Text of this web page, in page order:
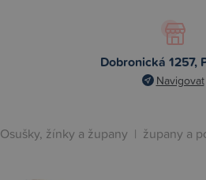
Dobronická 1257,
Navigovat
Osušky, žínky a župany | župany a